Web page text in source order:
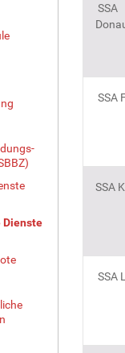
Dienste
SSA
SSA
SSA
SSA